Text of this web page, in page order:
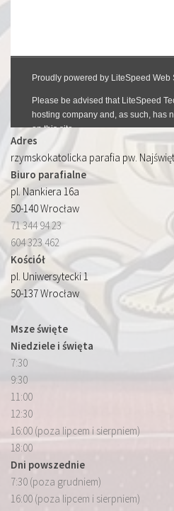
Adres
rzymskokatolicka parafia pw.
Biuro parafialne
pl. Nankiera 16a
50-140 Wrocław
71 344 94 23
604 323 462
Kościół
pl. Uniwersytecki 1
50-137 Wrocław
Msze święte
Niedziele i święta
7:30
9:30
11:00
12:30
16:00 (poza lipcem i sierpniem)
18:00
Dni powszednie
7:30 (poza grudniem)
16:00 (poza lipcem i sierpniem)